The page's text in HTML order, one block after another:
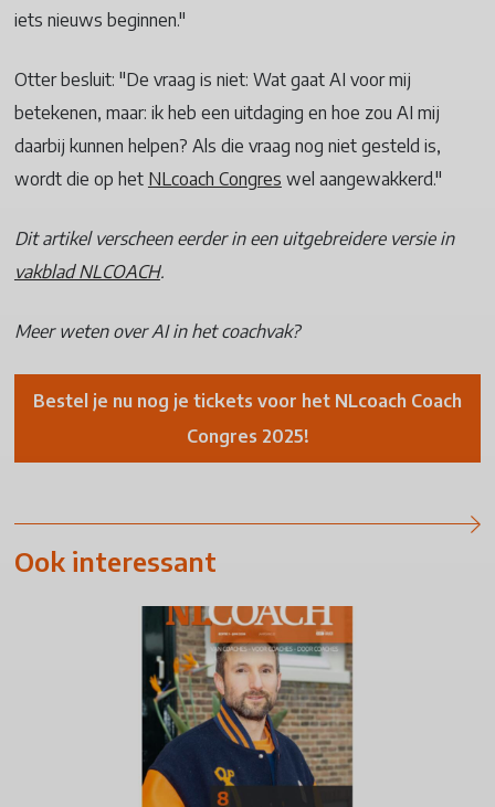
iets nieuws beginnen."
Otter besluit: "De vraag is niet: Wat gaat AI voor mij
betekenen, maar: ik heb een uitdaging en hoe zou AI mij
daarbij kunnen helpen? Als die vraag nog niet gesteld is,
wordt die op het NLcoach Congres wel aangewakkerd."
Dit artikel verscheen eerder in een uitgebreidere versie in
vakblad NLCOACH.
Meer weten over AI in het coachvak?
Bestel je nu nog je tickets voor het NLcoach Coach
Congres 2025!
Ook interessant